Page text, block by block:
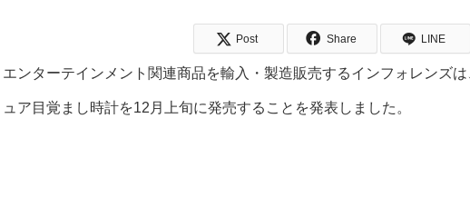
Post Share LINE
エンターテインメント関連商品を輸入・製造販売するインフォレンズ
ュア目覚まし時計を12月上旬に発売することを発表しました。